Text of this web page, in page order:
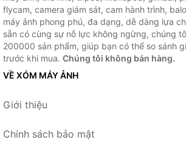
flycam, camera giám sát, cam hành trình,
máy ảnh phong phú, đa dạng, dễ dàng lựa
sẵn có cùng sự nỗ lực không ngừng, chúng
200000 sản phẩm, giúp bạn có thể so sánh
trước khi mua. Chúng tôi không bán hàng.
VỀ XÓM MÁY ẢNH
Giới thiệu
Chính sách bảo mật